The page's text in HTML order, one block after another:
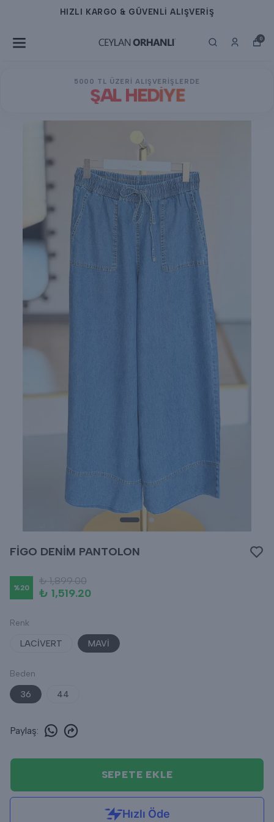
HIZLI KARGO & GÜVENLİ ALIŞVERİŞ
0
5000 TL ÜZERİ ALIŞVERİŞLERDE
ŞAL HEDİYE
FİGO DENİM PANTOLON
%20
₺ 1,899.00
₺ 1,519.20
Renk
LACİVERT
MAVİ
Beden
36
44
Paylaş:
SEPETE EKLE